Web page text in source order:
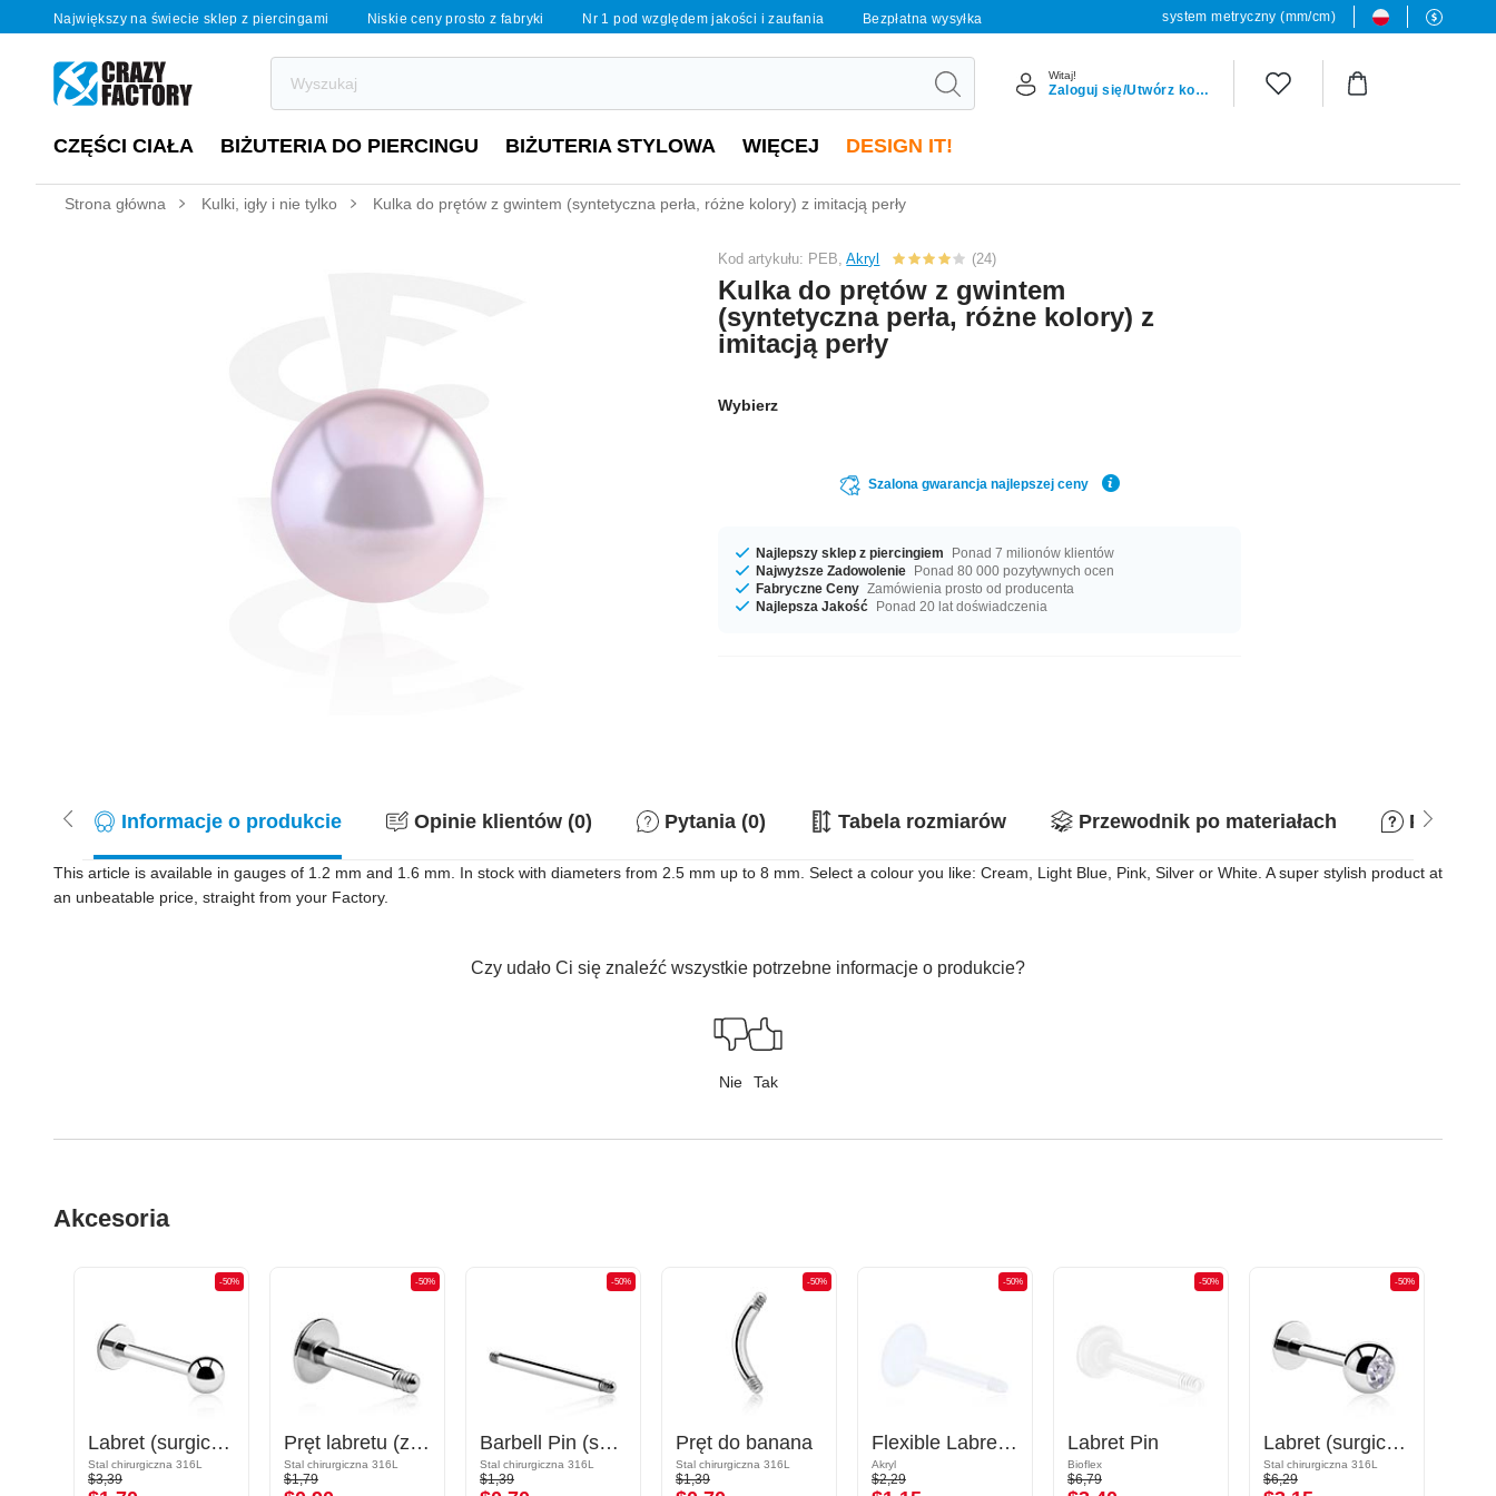
Największy na świecie sklep z piercingami Niskie ceny prosto z fabryki Nr 1 pod względem jakości i zaufania Bezpłatna wysyłka system metryczny (mm/cm)
Witaj!
Zaloguj się/Utwórz konto
CZĘŚCI CIAŁA BIŻUTERIA DO PIERCINGU BIŻUTERIA STYLOWA WIĘCEJ DESIGN IT!
Strona główna Kulki, igły i nie tylko Kulka do prętów z gwintem (syntetyczna perła, różne kolory) z imitacją perły
Kod artykułu: PEB,Akryl (24)
Kulka do prętów z gwintem
(syntetyczna perła, różne kolory) z
imitacją perły
Wybierz
Szalona gwarancja najlepszej ceny
Najlepszy sklep z piercingiem
Ponad 7 milionów klientów
Najwyższe Zadowolenie Ponad 80 000 pozytywnych ocen
Fabryczne Ceny Zamówienia prosto od producenta
Najlepsza Jakość Ponad 20 lat doświadczenia
Informacje o produkcie Opinie klientów (0) Pytania (0) Tabela rozmiarów Przewodnik po materiałach Pytania
This article is available in gauges of 1.2 mm and 1.6 mm. In stock with diameters from 2.5 mm up to 8 mm. Select a colour you like: Cream, Light Blue, Pink, Silver or White. A super stylish product at
an unbeatable price, straight from your Factory.
Czy udało Ci się znaleźć wszystkie potrzebne informacje o produkcie?
Nie Tak
Akcesoria
-50%
Labret (surgical steel, silver, shiny finish)
Stal chirurgiczna 316L
$3,39
-50%
Pręt labretu (ze stali chirurgicznej, srebrny, błyszczące wykończenie)
Stal chirurgiczna 316L
$1,79
-50%
Barbell Pin (surgical steel, silver, shiny finish)
Stal chirurgiczna 316L
$1,39
-50%
Pręt do banana
Stal chirurgiczna 316L
$1,39
-50%
Flexible Labret Pin (acrylic, various colours)
Akryl
$2,29
-50%
Labret Pin
Bioflex
$6,79
-50%
Labret (surgical steel, silver, shiny finish) z kulką z klejnotami
Stal chirurgiczna 316L
$6,29